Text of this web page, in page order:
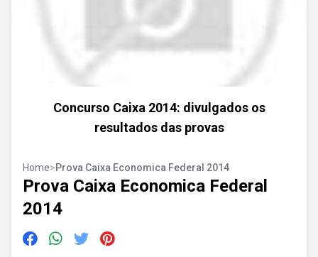
Concurso Caixa 2014: divulgados os
resultados das provas
Home>Prova Caixa Economica Federal 2014
Prova Caixa Economica Federal
2014